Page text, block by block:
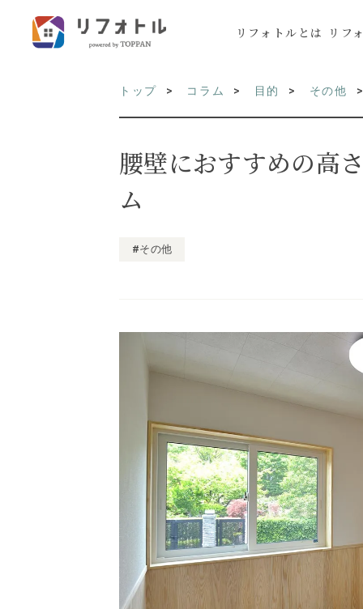
リフォトルとは リフ
トップ コラム 目的 その他
腰壁におすすめの高
ム
#その他